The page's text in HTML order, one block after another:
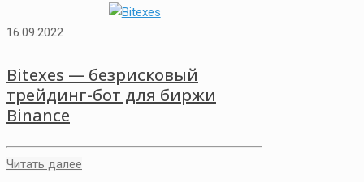
16.09.2022
Bitexes — безрисковый
трейдинг-бот для биржи
Binance
Читать далее